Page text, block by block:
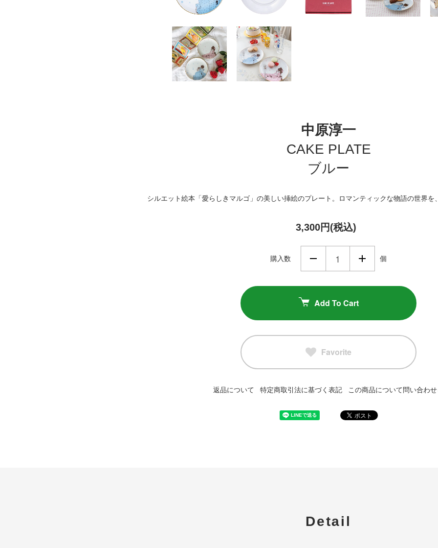
中原淳一
CAKE PLATE
ブルー
シルエット絵本「愛らしきマルゴ」の美しい挿絵のプレート。ロマンティックな物語の世界を
3,300円(税込)
購入数 個
Add To Cart
Favorite
返品について 特定商取引法に基づく表記 この商品について問い合わ
Detail